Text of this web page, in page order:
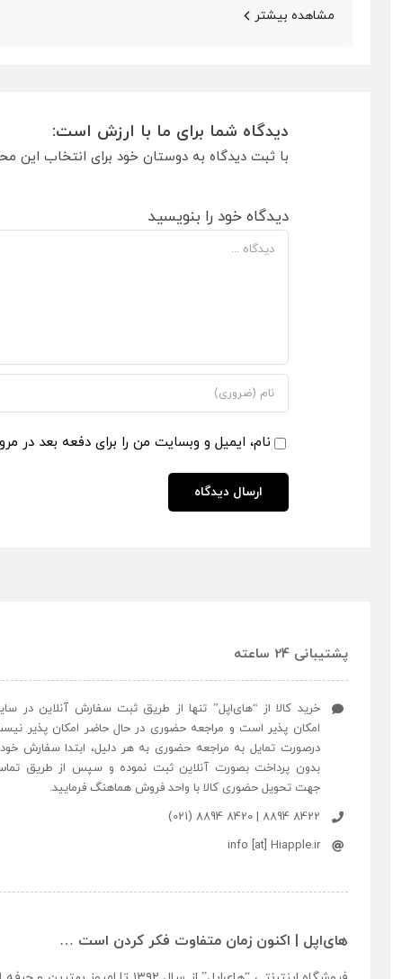
مشاهده بیشتر
دیدگاه شما برای ما با ارزش است:
با ثبت دیدگاه به دوستان خود برای انتخاب این
دیدگاه خود را بنویسید
دیدگاه
نام، ایمیل و وبسایت من را برای دفعه بعد در
پشتیبانی 24 ساعته
خرید کالا از “های‌اپل” تنها از طریق ثبت سفارش آنلاین در
امکان پذیر است و مراجعه حضوری در حال حاضر امکان پذیر
درصورت تمایل به مراجعه حضوری به هر دلیل، ابتدا سفارش خود
بدون پرداخت بصورت آنلاین ثبت نموده و سپس از طریق
جهت تحویل حضوری کالا با واحد فروش هماهنگ فرمایید.
8422 8894 | 8420 8894 (021)
info [at] Hiapple.ir
های‌اپل | اکنون زمان متفاوت فکر کردن است …